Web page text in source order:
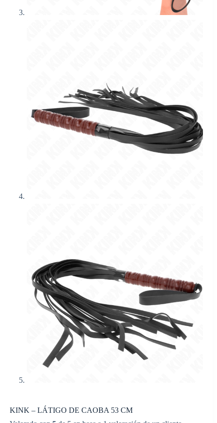
KINK – LÁTIGO DE CAOBA 53 CM